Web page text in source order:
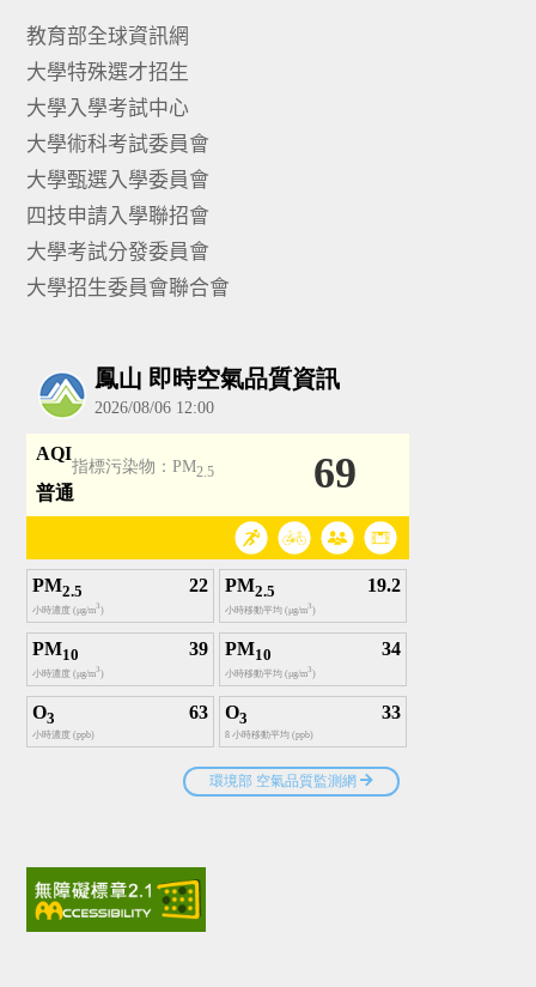
教育部全球資訊網
大學特殊選才招生
大學入學考試中心
大學術科考試委員會
大學甄選入學委員會
四技申請入學聯招會
大學考試分發委員會
大學招生委員會聯合會